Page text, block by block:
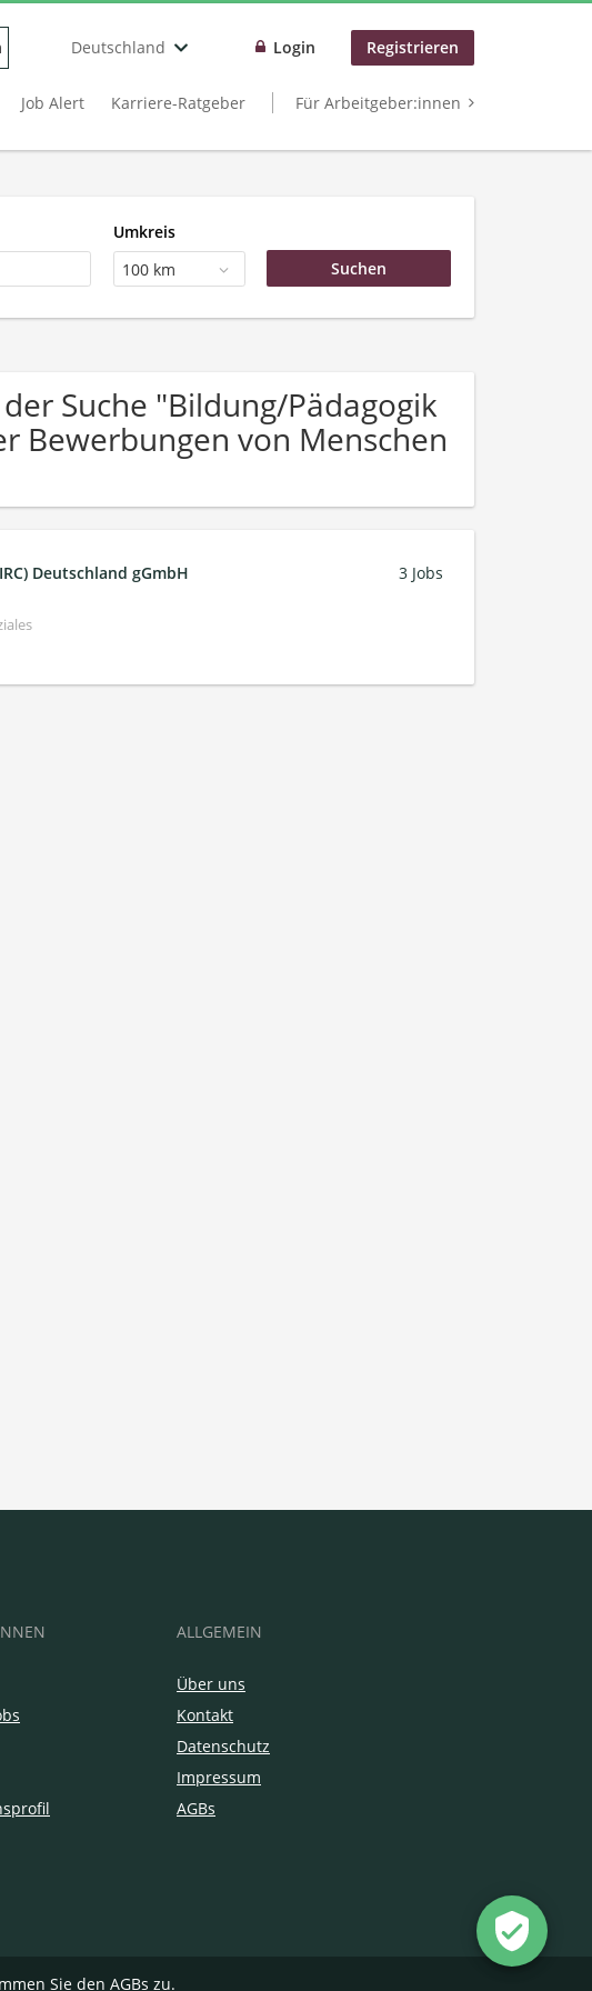
Deutschland Login Registrieren
Job Alert Karriere-Ratgeber Für Arbeitgeber:innen
Umkreis
100 km
Suche "Bildung/Pädagogik
Bewerbungen von Menschen
Deutschland gGmbH 3 Jobs
ALLGEMEIN
Über uns
Kontakt
Datenschutz
Impressum
AGBs
Sie den AGBs zu.